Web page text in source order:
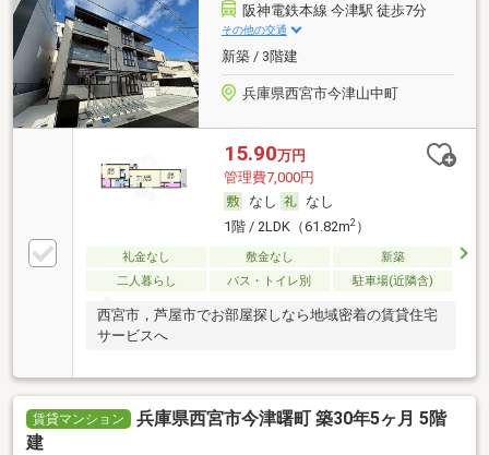
阪神電鉄本線 今津駅 徒歩7分
その他の交通
新築 / 3階建
兵庫県西宮市今津山中町
15.90万円
管理費7,000円
なし
なし
1階 / 2LDK（61.82m2）
礼金なし 敷金なし
新築
二人暮らし
バス・トイレ別 駐車場(近隣含)
西宮市，芦屋市でお部屋探しなら地域密着の賃貸住宅
サービスへ
賃貸マンション
兵庫県西宮市今津曙町 築30年5ヶ月 5階
建